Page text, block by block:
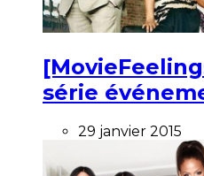
série
29 janvier 2015